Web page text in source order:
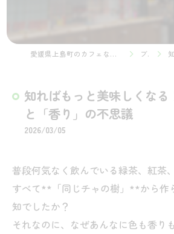
愛媛県上島町のカフェなら本とおちゃの店 ゆたかの本屋ちゃん ブログ 知
知ればもっと美味しくなる
と「香り」の不思議
2026/03/05
普段何気なく飲んでいる緑茶、紅茶
すべて**「同じチャの樹」**から作
知でしたか？
それなのに、なぜあんなに色も香り